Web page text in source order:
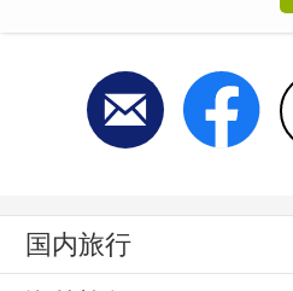
国内旅行